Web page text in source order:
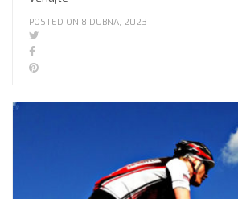
POSTED ON 8 DUBNA, 2023